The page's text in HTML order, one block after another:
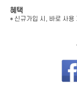
혜택
* 신규가입 시, 바로 사용